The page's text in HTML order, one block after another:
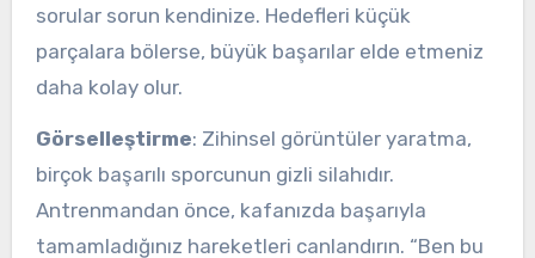
sorular sorun kendinize. Hedefleri küçük
parçalara bölerse, büyük başarılar elde etmeniz
daha kolay olur.
Görselleştirme: Zihinsel görüntüler yaratma,
birçok başarılı sporcunun gizli silahıdır.
Antrenmandan önce, kafanızda başarıyla
tamamladığınız hareketleri canlandırın. “Ben bu